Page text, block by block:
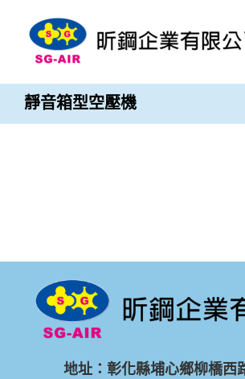
content
靜音箱型空壓機
地址：彰化縣埔心鄉柳橋西